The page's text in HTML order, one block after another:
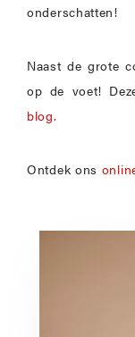
onderschatten!
Naast de grote
op de voet!
blog.
Ontdek ons